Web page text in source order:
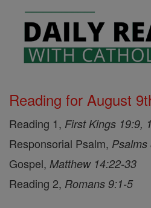
Reading for August
Reading 1, First Kings 19:9,
Responsorial Psalm, Psalms
Gospel, Matthew 14:22-33
Reading 2, Romans 9:1-5